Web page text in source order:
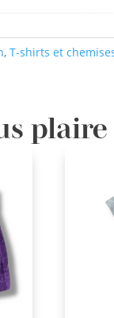
,T-shirts et
plaire